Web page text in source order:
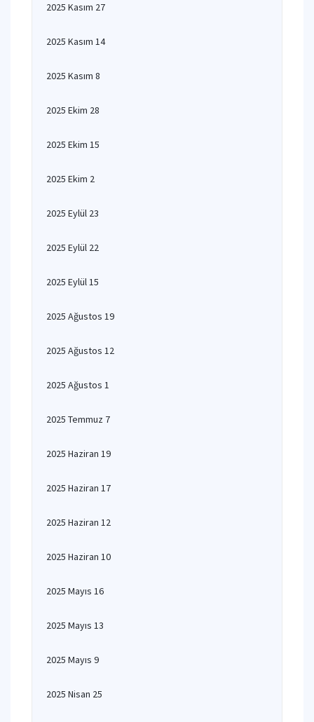
2025 Kasım 27
2025 Kasım 14
2025 Kasım 8
2025 Ekim 28
2025 Ekim 15
2025 Ekim 2
2025 Eylül 23
2025 Eylül 22
2025 Eylül 15
2025 Ağustos 19
2025 Ağustos 12
2025 Ağustos 1
2025 Temmuz 7
2025 Haziran 19
2025 Haziran 17
2025 Haziran 12
2025 Haziran 10
2025 Mayıs 16
2025 Mayıs 13
2025 Mayıs 9
2025 Nisan 25